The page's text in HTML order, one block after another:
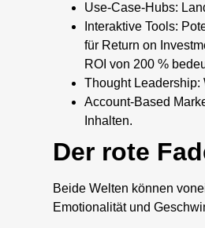
Use-Case-Hubs:
Interaktive Tools:
für Return on
ROI von 200 %
Thought Leadership:
Account-Based
Inhalten.
Der rote
Beide Welten können
Emotionalität und